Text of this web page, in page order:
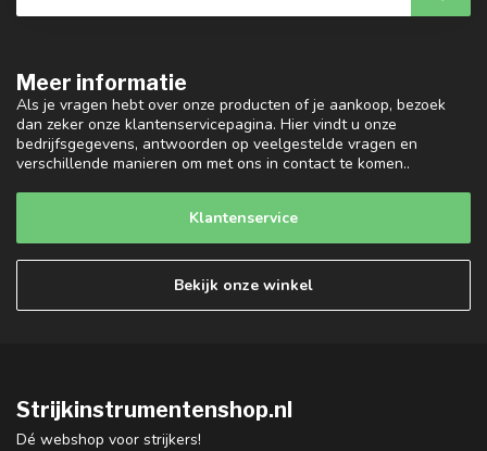
Meer informatie
Als je vragen hebt over onze producten of je aankoop, bezoek
dan zeker onze klantenservicepagina. Hier vindt u onze
bedrijfsgegevens, antwoorden op veelgestelde vragen en
verschillende manieren om met ons in contact te komen..
Klantenservice
Bekijk onze winkel
Strijkinstrumentenshop.nl
Dé webshop voor strijkers!